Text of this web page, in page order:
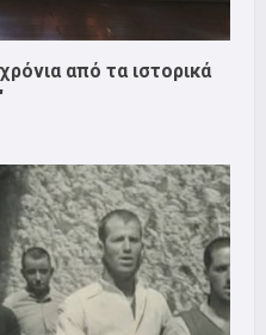
από τα ιστορικά